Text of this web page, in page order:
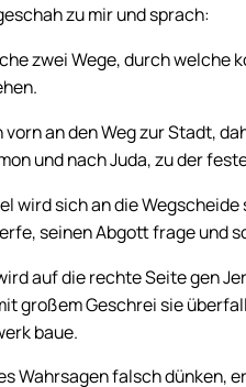
zu mir und sprach:
zwei Wege, durch welche
an den Weg zur Stadt,
und nach Juda, zu der
wird sich an die
seinen Abgott frage und
auf die rechte Seite gen
großem Geschrei sie
baue.
Wahrsagen falsch dünken,